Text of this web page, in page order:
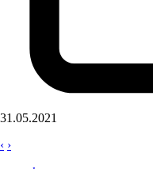
31.05.2021
‹ ›